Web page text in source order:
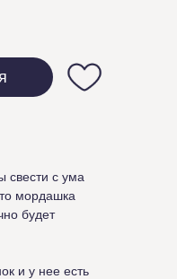
свести с ума
мордашка
будет
и у нее есть